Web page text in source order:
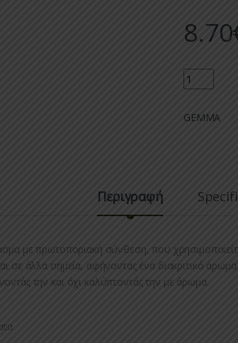
8.70
Quantity
GEMMA
Περιγραφή
με πρωτοποριακή σύνθεση, που
σε άλλα σημεία, αφήνοντας ένα διακριτικό
την και όχι καλύπτοντάς την με άρωμα.